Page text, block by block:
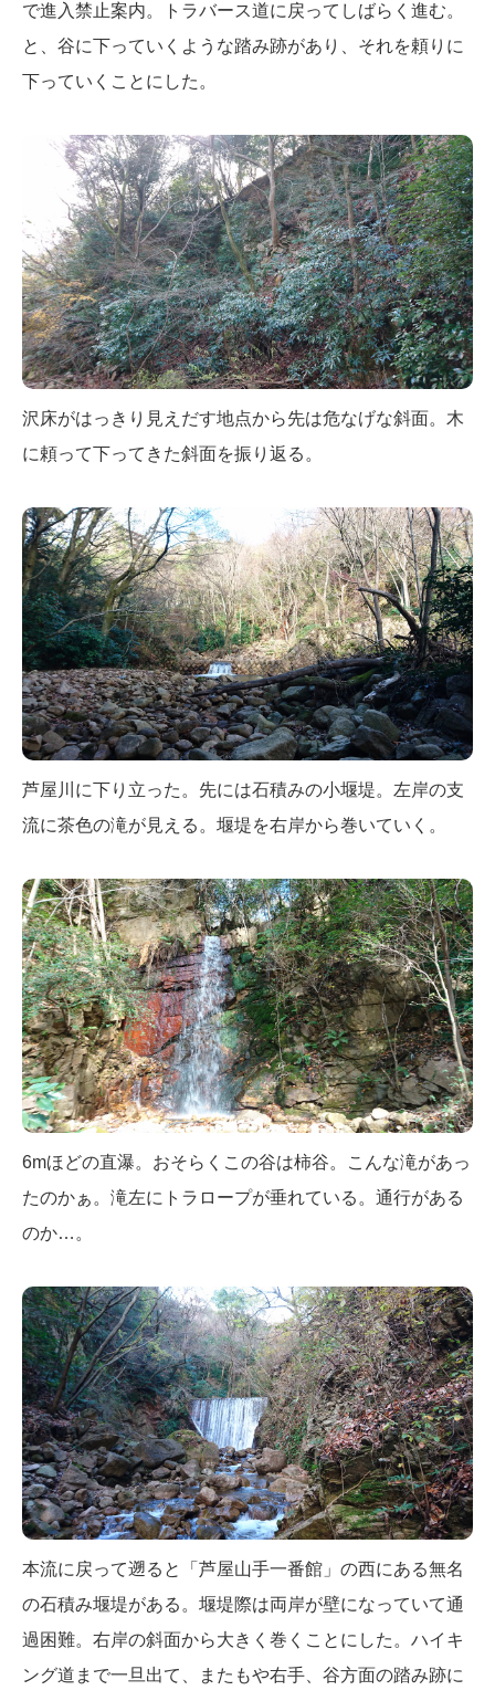
で進入禁止案内。トラバース道に戻ってしばらく進む。
と、谷に下っていくような踏み跡があり、それを頼りに
下っていくことにした。
沢床がはっきり見えだす地点から先は危なげな斜面。木
に頼って下ってきた斜面を振り返る。
芦屋川に下り立った。先には石積みの小堰堤。左岸の支
流に茶色の滝が見える。堰堤を右岸から巻いていく。
6mほどの直瀑。おそらくこの谷は柿谷。こんな滝があっ
たのかぁ。滝左にトラロープが垂れている。通行がある
のか…。
本流に戻って遡ると「芦屋山手一番館」の西にある無名
の石積み堰堤がある。堰堤際は両岸が壁になっていて通
過困難。右岸の斜面から大きく巻くことにした。ハイキ
ング道まで一旦出て、またもや右手、谷方面の踏み跡に